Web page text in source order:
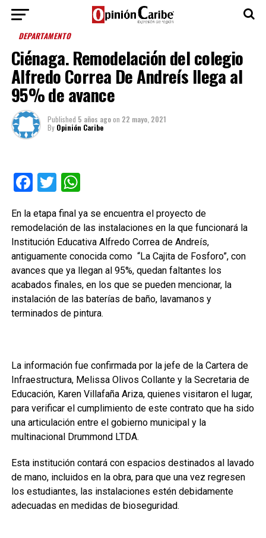
DEPARTAMENTO
Ciénaga. Remodelación del colegio
Alfredo Correa De Andreís llega al
95% de avance
Published 5 años agoon 22 mayo, 2021
By Opinión Caribe
Facebook
TwitterWhatsApp
En la etapa final ya se encuentra el proyecto de
remodelación de las instalaciones en la que funcionará la
Institución Educativa Alfredo Correa de Andreís,
antiguamente conocida como “La Cajita de Fosforo”, con
avances que ya llegan al 95%, quedan faltantes los
acabados finales, en los que se pueden mencionar, la
instalación de las baterías de baño, lavamanos y
terminados de pintura.
La información fue confirmada por la jefe de la Cartera de
Infraestructura, Melissa Olivos Collante y la Secretaria de
Educación, Karen Villafaña Ariza, quienes visitaron el lugar,
para verificar el cumplimiento de este contrato que ha sido
una articulación entre el gobierno municipal y la
multinacional Drummond LTDA.
Esta institución contará con espacios destinados al lavado
de mano, incluidos en la obra, para que una vez regresen
los estudiantes, las instalaciones estén debidamente
adecuadas en medidas de bioseguridad.